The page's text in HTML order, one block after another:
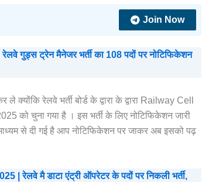
Join Now
गुड्स ट्रेन मैनेजर भर्ती का 108 पदों पर नोटिफिकेशन
रेलवे भर्ती बोर्ड के द्वारा के द्वारा Railway Cell
को चुना गया है । इस भर्ती के लिए नोटिफिकेशन जारी
से दी गई है आप नोटिफिकेशन पर जाकर अब इसको पढ़
मै डाटा एंट्री ऑपरेटर के पदों पर निकली भर्ती,